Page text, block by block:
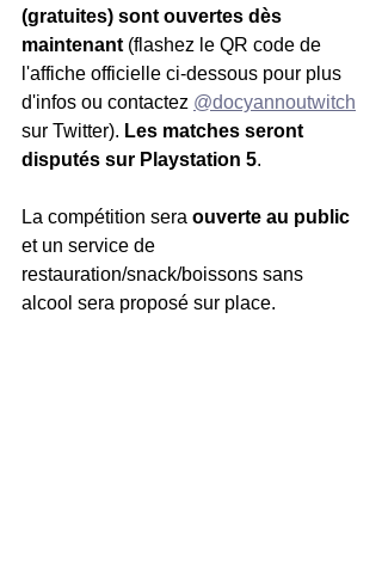
(gratuites) sont ouvertes dès
maintenant (flashez le QR code de
l'affiche officielle ci-dessous pour plus
d'infos ou contactez @docyannoutwitch
sur Twitter). Les matches seront
disputés sur Playstation 5.
La compétition sera ouverte au public
et un service de
restauration/snack/boissons sans
alcool sera proposé sur place.